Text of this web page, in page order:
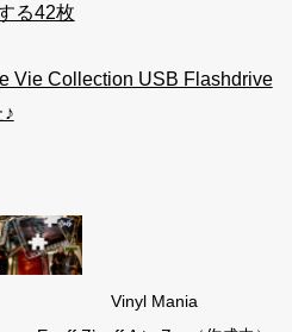
る42枚
Vie Collection USB Flashdrive
Vinyl Mania